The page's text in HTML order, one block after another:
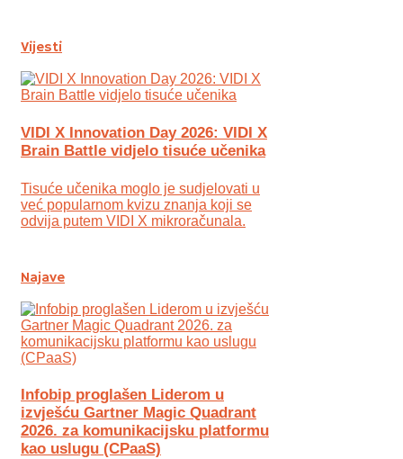
Vijesti
VIDI X Innovation Day 2026: VIDI X
Brain Battle vidjelo tisuće učenika
Tisuće učenika moglo je sudjelovati u
već popularnom kvizu znanja koji se
odvija putem VIDI X mikroračunala.
Najave
Infobip proglašen Liderom u
izvješću Gartner Magic Quadrant
2026. za komunikacijsku platformu
kao uslugu (CPaaS)